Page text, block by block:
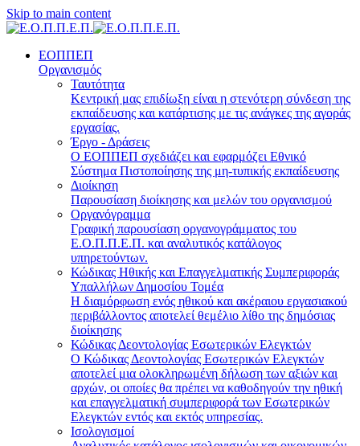
Skip to main content
ΕΟΠΠΕΠ
Οργανισμός
Ταυτότητα
Κεντρική μας επιδίωξη είναι η στενότερη σύνδεση της
εκπαίδευσης και κατάρτισης με τις ανάγκες της αγοράς
εργασίας.
Έργο - Δράσεις
Ο ΕΟΠΠΕΠ σχεδιάζει και εφαρμόζει Eθνικό
Σύστημα Πιστοποίησης της μη-τυπικής εκπαίδευσης
Διοίκηση
Παρουσίαση διοίκησης και μελών του οργανισμού
Οργανόγραμμα
Γραφική παρουσίαση οργανογράμματος του
Ε.Ο.Π.Π.Ε.Π. και αναλυτικός κατάλογος
υπηρετούντων.
Κώδικας Ηθικής και Επαγγελματικής Συμπεριφοράς
Υπαλλήλων Δημοσίου Τομέα
Η διαμόρφωση ενός ηθικού και ακέραιου εργασιακού
περιβάλλοντος αποτελεί θεμέλιο λίθο της δημόσιας
διοίκησης
Κώδικας Δεοντολογίας Εσωτερικών Ελεγκτών
Ο Κώδικας Δεοντολογίας Εσωτερικών Ελεγκτών
αποτελεί μια ολοκληρωμένη δήλωση των αξιών και
αρχών, οι οποίες θα πρέπει να καθοδηγούν την ηθική
και επαγγελματική συμπεριφορά των Εσωτερικών
Ελεγκτών εντός και εκτός υπηρεσίας.
Ισολογισμοί